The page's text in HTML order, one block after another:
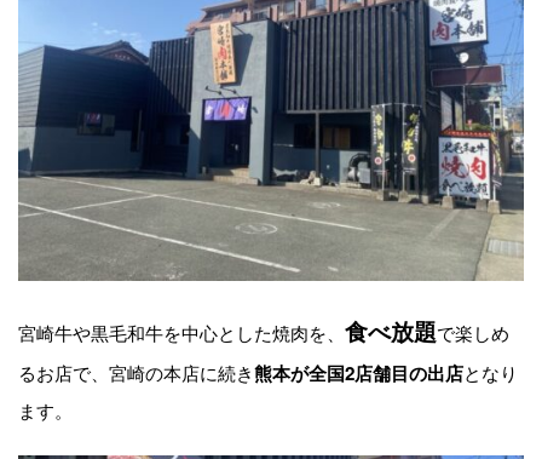
宮崎牛や黒毛和牛を中心とした焼肉を、 食べ放題で楽しめ
るお店で、宮崎の本店に続き熊本が全国2店舗目の出店となり
ます。